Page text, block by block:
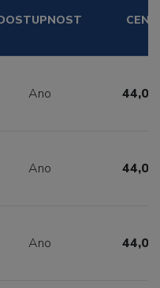
CENA
Ano 44,00
Ano 44,00
Ano 44,00